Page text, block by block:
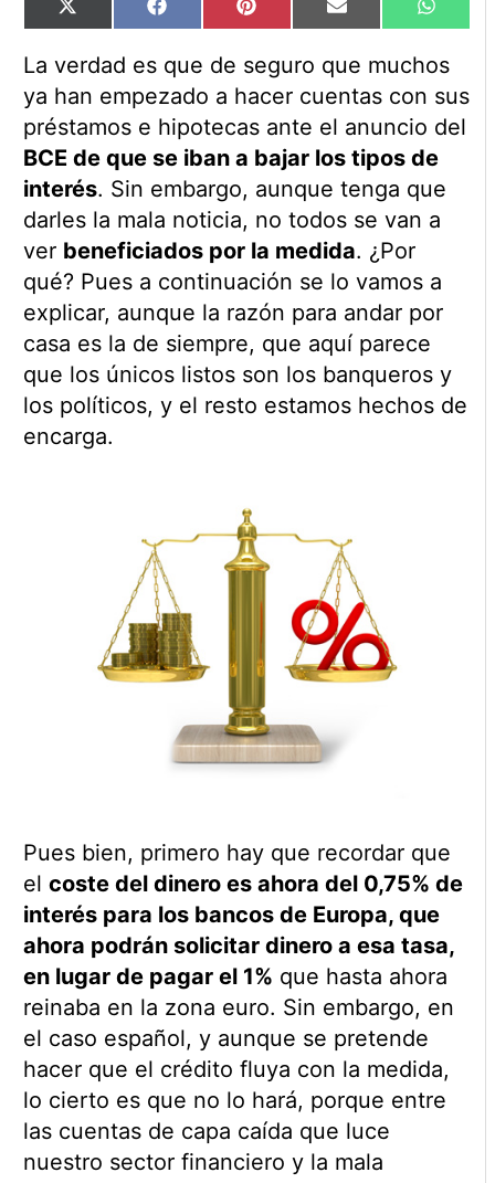
Compartir
en
X
(Twitter)
Compartir
en
Facebook Compartir
en
Pinterest Compartir
en
Email
en
La verdad es que de seguro que muchos
ya han empezado a hacer cuentas con sus
préstamos e hipotecas ante el anuncio del
BCE de que se iban a bajar los tipos de
interés. Sin embargo, aunque tenga que
darles la mala noticia, no todos se van a
ver beneficiados por la medida. ¿Por
qué? Pues a continuación se lo vamos a
explicar, aunque la razón para andar por
casa es la de siempre, que aquí parece
que los únicos listos son los banqueros y
los políticos, y el resto estamos hechos de
encarga.
Pues bien, primero hay que recordar que
el coste del dinero es ahora del 0,75% de
interés para los bancos de Europa, que
ahora podrán solicitar dinero a esa tasa,
en lugar de pagar el 1% que hasta ahora
reinaba en la zona euro. Sin embargo, en
el caso español, y aunque se pretende
hacer que el crédito fluya con la medida,
lo cierto es que no lo hará, porque entre
las cuentas de capa caída que luce
nuestro sector financiero y la mala